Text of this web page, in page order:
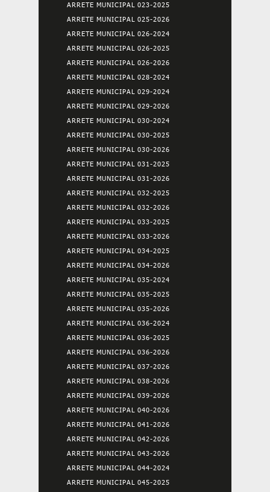
ARRETE MUNICIPAL 023-2025
ARRETE MUNICIPAL 025-2026
ARRETE MUNICIPAL 026-2024
ARRETE MUNICIPAL 026-2025
ARRETE MUNICIPAL 026-2026
ARRETE MUNICIPAL 028-2024
ARRETE MUNICIPAL 029-2024
ARRETE MUNICIPAL 029-2026
ARRETE MUNICIPAL 030-2024
ARRETE MUNICIPAL 030-2025
ARRETE MUNICIPAL 030-2026
ARRETE MUNICIPAL 031-2025
ARRETE MUNICIPAL 031-2026
ARRETE MUNICIPAL 032-2025
ARRETE MUNICIPAL 032-2026
ARRETE MUNICIPAL 033-2025
ARRETE MUNICIPAL 033-2026
ARRETE MUNICIPAL 034-2025
ARRETE MUNICIPAL 034-2026
ARRETE MUNICIPAL 035-2024
ARRETE MUNICIPAL 035-2025
ARRETE MUNICIPAL 035-2026
ARRETE MUNICIPAL 036-2024
ARRETE MUNICIPAL 036-2025
ARRETE MUNICIPAL 036-2026
ARRETE MUNICIPAL 037-2026
ARRETE MUNICIPAL 038-2026
ARRETE MUNICIPAL 039-2026
ARRETE MUNICIPAL 040-2026
ARRETE MUNICIPAL 041-2026
ARRETE MUNICIPAL 042-2026
ARRETE MUNICIPAL 043-2026
ARRETE MUNICIPAL 044-2024
ARRETE MUNICIPAL 045-2025